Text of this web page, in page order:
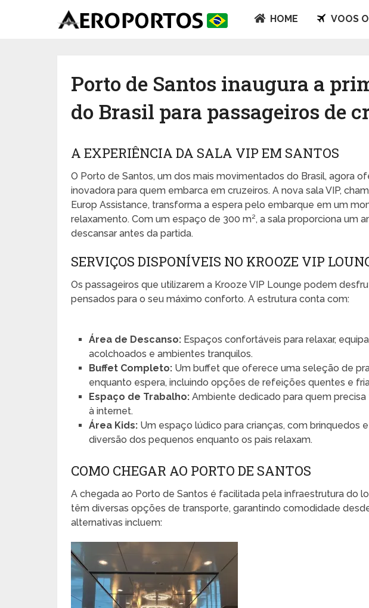
HOME VOOS
Porto de Santos inaugura a
do Brasil para passageiros de
A EXPERIÊNCIA DA SALA VIP EM SANTOS
O Porto de Santos, um dos mais movimentados do Brasil, agora
inovadora para quem embarca em cruzeiros. A nova sala VIP,
Europ Assistance, transforma a espera pelo embarque em um
relaxamento. Com um espaço de 300 m², a sala proporciona um
descansar antes da partida.
SERVIÇOS DISPONÍVEIS NO KROOZE VIP
Os passageiros que utilizarem a Krooze VIP Lounge podem
pensados para o seu máximo conforto. A estrutura conta com:
Área de Descanso: Espaços confortáveis para relaxar,
acolchoados e ambientes tranquilos.
Buffet Completo: Um buffet que oferece uma seleção de
enquanto espera, incluindo opções de refeições quentes e
Espaço de Trabalho: Ambiente dedicado para quem precisa
à internet.
Área Kids: Um espaço lúdico para crianças, com brinquedos
diversão dos pequenos enquanto os pais relaxam.
COMO CHEGAR AO PORTO DE SANTOS
A chegada ao Porto de Santos é facilitada pela infraestrutura do
têm diversas opções de transporte, garantindo comodidade
alternativas incluem: